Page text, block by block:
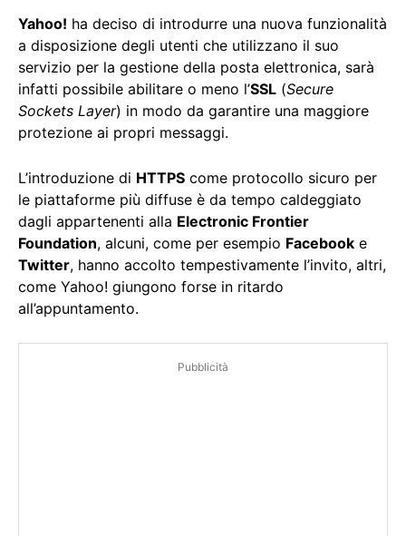
Yahoo! ha deciso di introdurre una nuova funzionalità
a disposizione degli utenti che utilizzano il suo
servizio per la gestione della posta elettronica, sarà
infatti possibile abilitare o meno l’SSL (Secure
Sockets Layer) in modo da garantire una maggiore
protezione ai propri messaggi.
L’introduzione di HTTPS come protocollo sicuro per
le piattaforme più diffuse è da tempo caldeggiato
dagli appartenenti alla Electronic Frontier
Foundation, alcuni, come per esempio Facebook e
Twitter, hanno accolto tempestivamente l’invito, altri,
come Yahoo! giungono forse in ritardo
all’appuntamento.
Pubblicità